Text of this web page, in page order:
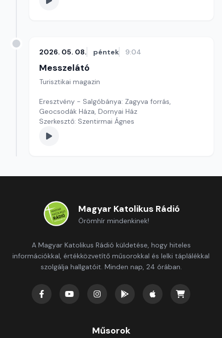
2026. 05. 08. péntek 9:04
Messzelátó
Turisztikai magazin
Eresztvény - Salgóbánya: Zagyva forrás,
Geocsodák Háza, Dornyai Ház
Szerkesztő: Szentirmai Ágnes
Magyar Katolikus Rádió
Örömhír mindenkinek!
A Magyar Katolikus Rádió küldetése, hogy hiteles
információkkal, értékközvetítő műsorokkal és lelki táplálékkal
szolgálja hallgatóit. Minden nap, 24 órában.
Műsorok